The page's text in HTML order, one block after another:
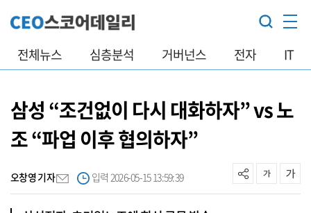
전체뉴스 심층분석 거버넌스 전자 IT
삼성 “조건없이 다시 대화하자” vs 노
조 “파업 이후 협의하자”
오창영 기자 입력 2026-05-15 13:59:39